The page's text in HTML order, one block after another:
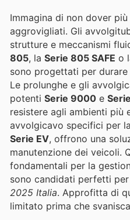
Immagina di non dover
aggrovigliati. Gli
strutture e meccanismi
805, la Serie 805 SAFE o
sono progettati per
Le prolunghe e gli
potenti Serie 9000 e
resistere agli ambienti più
avvolgicavo specifici per
Serie EV, offrono una
manutenzione dei veicoli.
fondamentali per la
sono candidati perfetti
2025 Italia. Approfitta di
limitato prima che